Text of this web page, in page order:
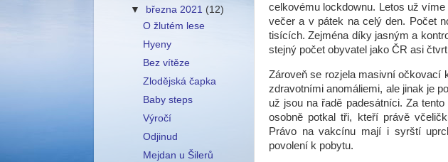
celkovému lockdownu. Letos už
večer a v pátek na celý den. Počet
tisících. Zejména díky jasným a
stejný počet obyvatel jako ČR asi
Zároveň se rozjela masivní očkovací
zdravotními anomáliemi, ale jinak je
už jsou na řadě padesátníci. Za
osobně potkal tři, kteří právě
Právo na vakcínu mají i syrští
povolení k pobytu.
▼
března 2021 (12)
O žlutém lese
Hyeny
Bez vítěze
Zlodějská čapka
Baby steps
Výročí
Odjinud
Mejdan u Šilerů